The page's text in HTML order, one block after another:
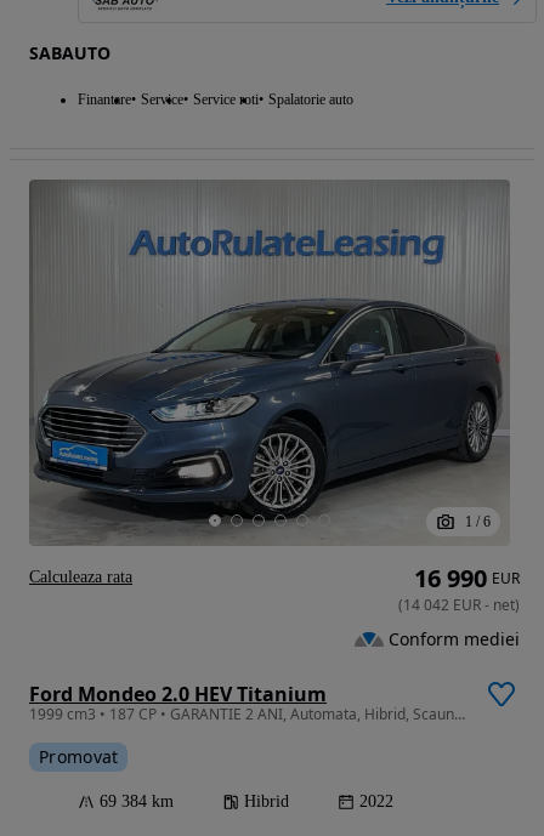
SABAUTO
Finantare Service Service roti Spalatorie auto
1 / 6
Ford Mondeo 2.0 HEV Titanium
1999 cm3 • 187 CP • GARANTIE 2 ANI, Automata, Hibrid, Scaune incalzite, Navi, Camera, LED
Promovat
69 384 km Hibrid 2022
16 990 EUR
(14 042 EUR- net)
Conform mediei
Calculeaza rata